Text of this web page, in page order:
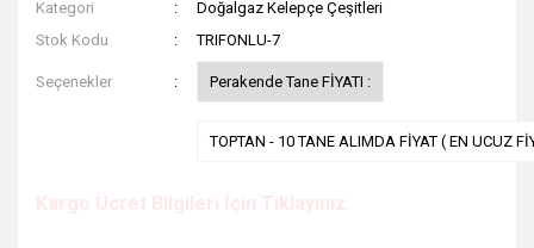
Kategori
Doğalgaz Kelepçe Çeşitleri
Stok Kodu
TRIFONLU-7
Seçenekler Perakende Tane FİYATI :
TOPTAN - 10 TANE ALIMDA FİYAT ( EN UCUZ